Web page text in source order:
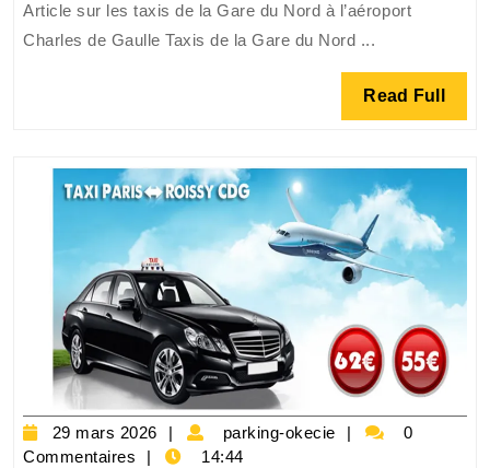
entre
la
Gare
et
l’aéroport
Charles
de
Gaulle
:
un
trajet
pratique
et
rapide
Article sur les taxis de la Gare du Nord à l’aéroport
Charles de Gaulle Taxis de la Gare du Nord ...
Read Full
Full
29 mars 2026
29
mars
parking-okecie
parking-
0
Commentaires
14:44